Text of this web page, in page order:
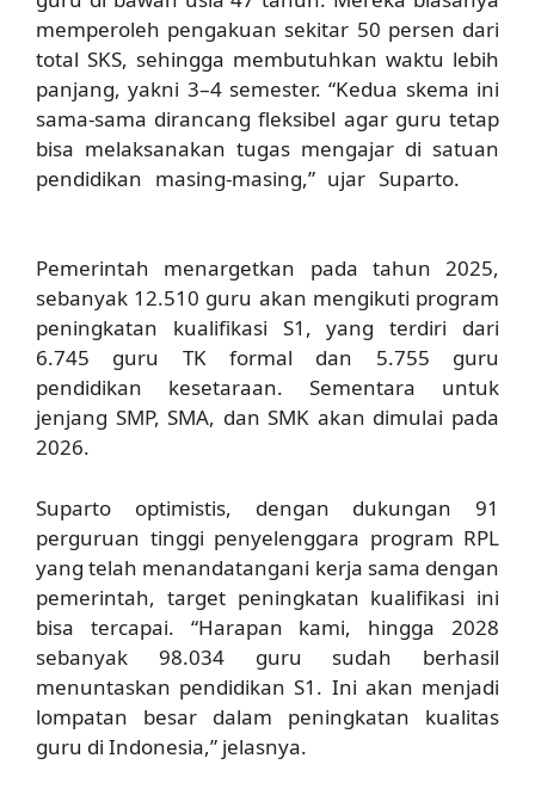
memperoleh pengakuan sekitar 50 persen dari
total SKS, sehingga membutuhkan waktu lebih
panjang, yakni 3–4 semester.“Kedua skema ini
sama-sama dirancang fleksibel agar guru tetap
bisa melaksanakan tugas mengajar di satuan
pendidikan masing-masing,”ujar Suparto.
Pemerintah menargetkan pada tahun 2025,
sebanyak 12.510 guru akan mengikuti program
peningkatan kualifikasi S1, yang terdiri dari
6.745 guru TK formal dan 5.755 guru
pendidikan kesetaraan. Sementara untuk
jenjang SMP, SMA, dan SMK akan dimulai pada
2026.
Suparto optimistis, dengan dukungan 91
perguruan tinggi penyelenggara program RPL
yang telah menandatangani kerja sama dengan
pemerintah, target peningkatan kualifikasi ini
bisa tercapai. “Harapan kami, hingga 2028
sebanyak 98.034 guru sudah berhasil
menuntaskan pendidikan S1. Ini akan menjadi
lompatan besar dalam peningkatan kualitas
guru di Indonesia,” jelasnya.